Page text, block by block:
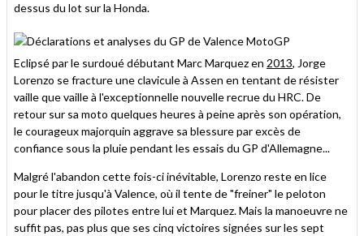
dessus du lot sur la Honda.
Eclipsé par le surdoué débutant Marc Marquez en 2013, Jorge
Lorenzo se fracture une clavicule à Assen en tentant de résister
vaille que vaille à l'exceptionnelle nouvelle recrue du HRC. De
retour sur sa moto quelques heures à peine après son opération,
le courageux majorquin aggrave sa blessure par excès de
confiance sous la pluie pendant les essais du GP d'Allemagne...
Malgré l'abandon cette fois-ci inévitable, Lorenzo reste en lice
pour le titre jusqu'à Valence, où il tente de "freiner" le peloton
pour placer des pilotes entre lui et Marquez. Mais la manoeuvre ne
suffit pas, pas plus que ses cinq victoires signées sur les sept